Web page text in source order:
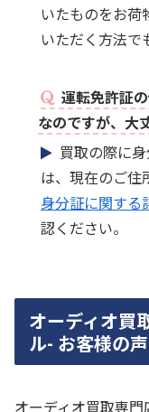
いたものをお荷
いただく方法で
運転免許証
なのですが、大
買取の際に
は、現在のご住
身分証に関する
認ください。
オーディオ買
ル- お客様の声
オーディオ買取専